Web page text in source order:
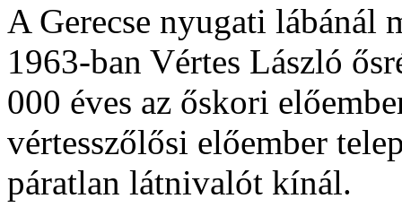
A Gerecse nyugati lábánál
1963-ban Vértes László
000 éves az őskori
vértesszőlősi előember
páratlan látnivalót kínál.